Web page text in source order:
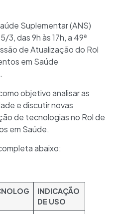
Suplementar (ANS)
3, das 9h às 17h, a 49ª
de Atualização do Rol
em Saúde
objetivo analisar as
e discutir novas
de tecnologias no Rol de
em Saúde.
abaixo:
INDICAÇÃO
DE USO